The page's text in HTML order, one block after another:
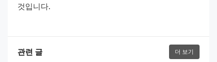
것입니다.
관련 글 더 보기